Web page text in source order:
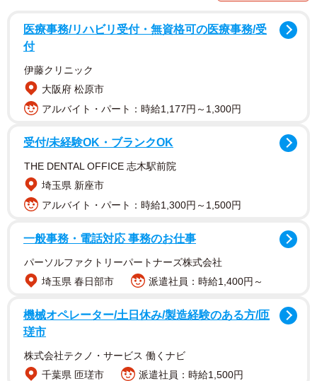
1/14
エヴァとガンダムが夢の対決…！？ ※なつはさんのX動画より抜粋
投稿された動画を見ると、確かにエヴァ初号機とガンダム
が手を組み合って、力比べをしています。しかし、そこは
会場。
医療事務/リハビリ受付・無資格可の医療事務/受
付
伊藤クリニック
大阪府 松原市
アルバイト・パート：時給1,177円～1,300円
受付/未経験OK・ブランクOK
THE DENTAL OFFICE 志木駅前院
埼玉県 新座市
アルバイト・パート：時給1,300円～1,500円
一般事務・電話対応 事務のお仕事
パーソルファクトリーパートナーズ株式会社
埼玉県 春日部市
派遣社員：時給1,400円～
機械オペレーター/土日休み/製造経験のある方/匝
瑳市
株式会社テクノ・サービス 働くナビ
千葉県 匝瑳市
派遣社員：時給1,500円